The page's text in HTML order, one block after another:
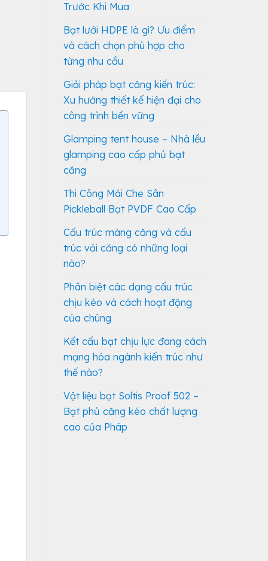
Trước Khi Mua
Bạt lưới HDPE là gì? Ưu điểm
và cách chọn phù hợp cho
từng nhu cầu
Giải pháp bạt căng kiến trúc:
Xu hướng thiết kế hiện đại cho
công trình bền vững
Glamping tent house – Nhà lều
glamping cao cấp phủ bạt
căng
Thi Công Mái Che Sân
Pickleball Bạt PVDF Cao Cấp
Cấu trúc màng căng và cấu
trúc vải căng có những loại
nào?
Phân biệt các dạng cấu trúc
chịu kéo và cách hoạt động
của chúng
Kết cấu bạt chịu lực đang cách
mạng hóa ngành kiến ​​trúc như
thế nào?
Vật liệu bạt Soltis Proof 502 –
Bạt phủ căng kéo chất lượng
cao của Pháp